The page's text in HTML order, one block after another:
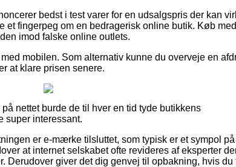
bedst i test varer for en udsalgspris der kan
fingerpeg om en bedragerisk online butik. Køb
imod falske online outlets.
mobilen. Som alternativ kunne du overveje en
at klare prisen senere.
nettet burde de til hver en tid tyde butikkens
super interessant.
er e-mærke tilsluttet, som typisk er et sympol
at internet selskabet ofte revideres af eksperter
giver det dig genvej til opbakning, hvis du